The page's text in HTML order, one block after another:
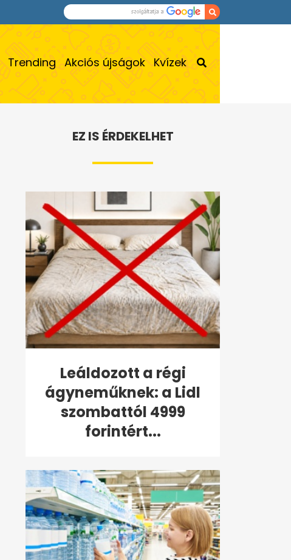
Trending Akciós újságok Kvízek
EZ IS ÉRDEKELHET
Leáldozott a régi
ágyneműknek: a Lidl
szombattól 4999
forintért...